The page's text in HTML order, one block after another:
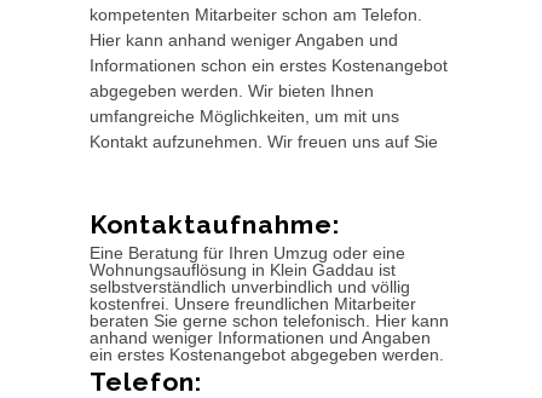
kompetenten Mitarbeiter schon am Telefon.
Hier kann anhand weniger Angaben und
Informationen schon ein erstes Kostenangebot
abgegeben werden. Wir bieten Ihnen
umfangreiche Möglichkeiten, um mit uns
Kontakt aufzunehmen. Wir freuen uns auf Sie
Kontaktaufnahme:
Eine Beratung für Ihren Umzug oder eine
Wohnungsauflösung in Klein Gaddau ist
selbstverständlich unverbindlich und völlig
kostenfrei. Unsere freundlichen Mitarbeiter
beraten Sie gerne schon telefonisch. Hier kann
anhand weniger Informationen und Angaben
ein erstes Kostenangebot abgegeben werden.
Telefon: